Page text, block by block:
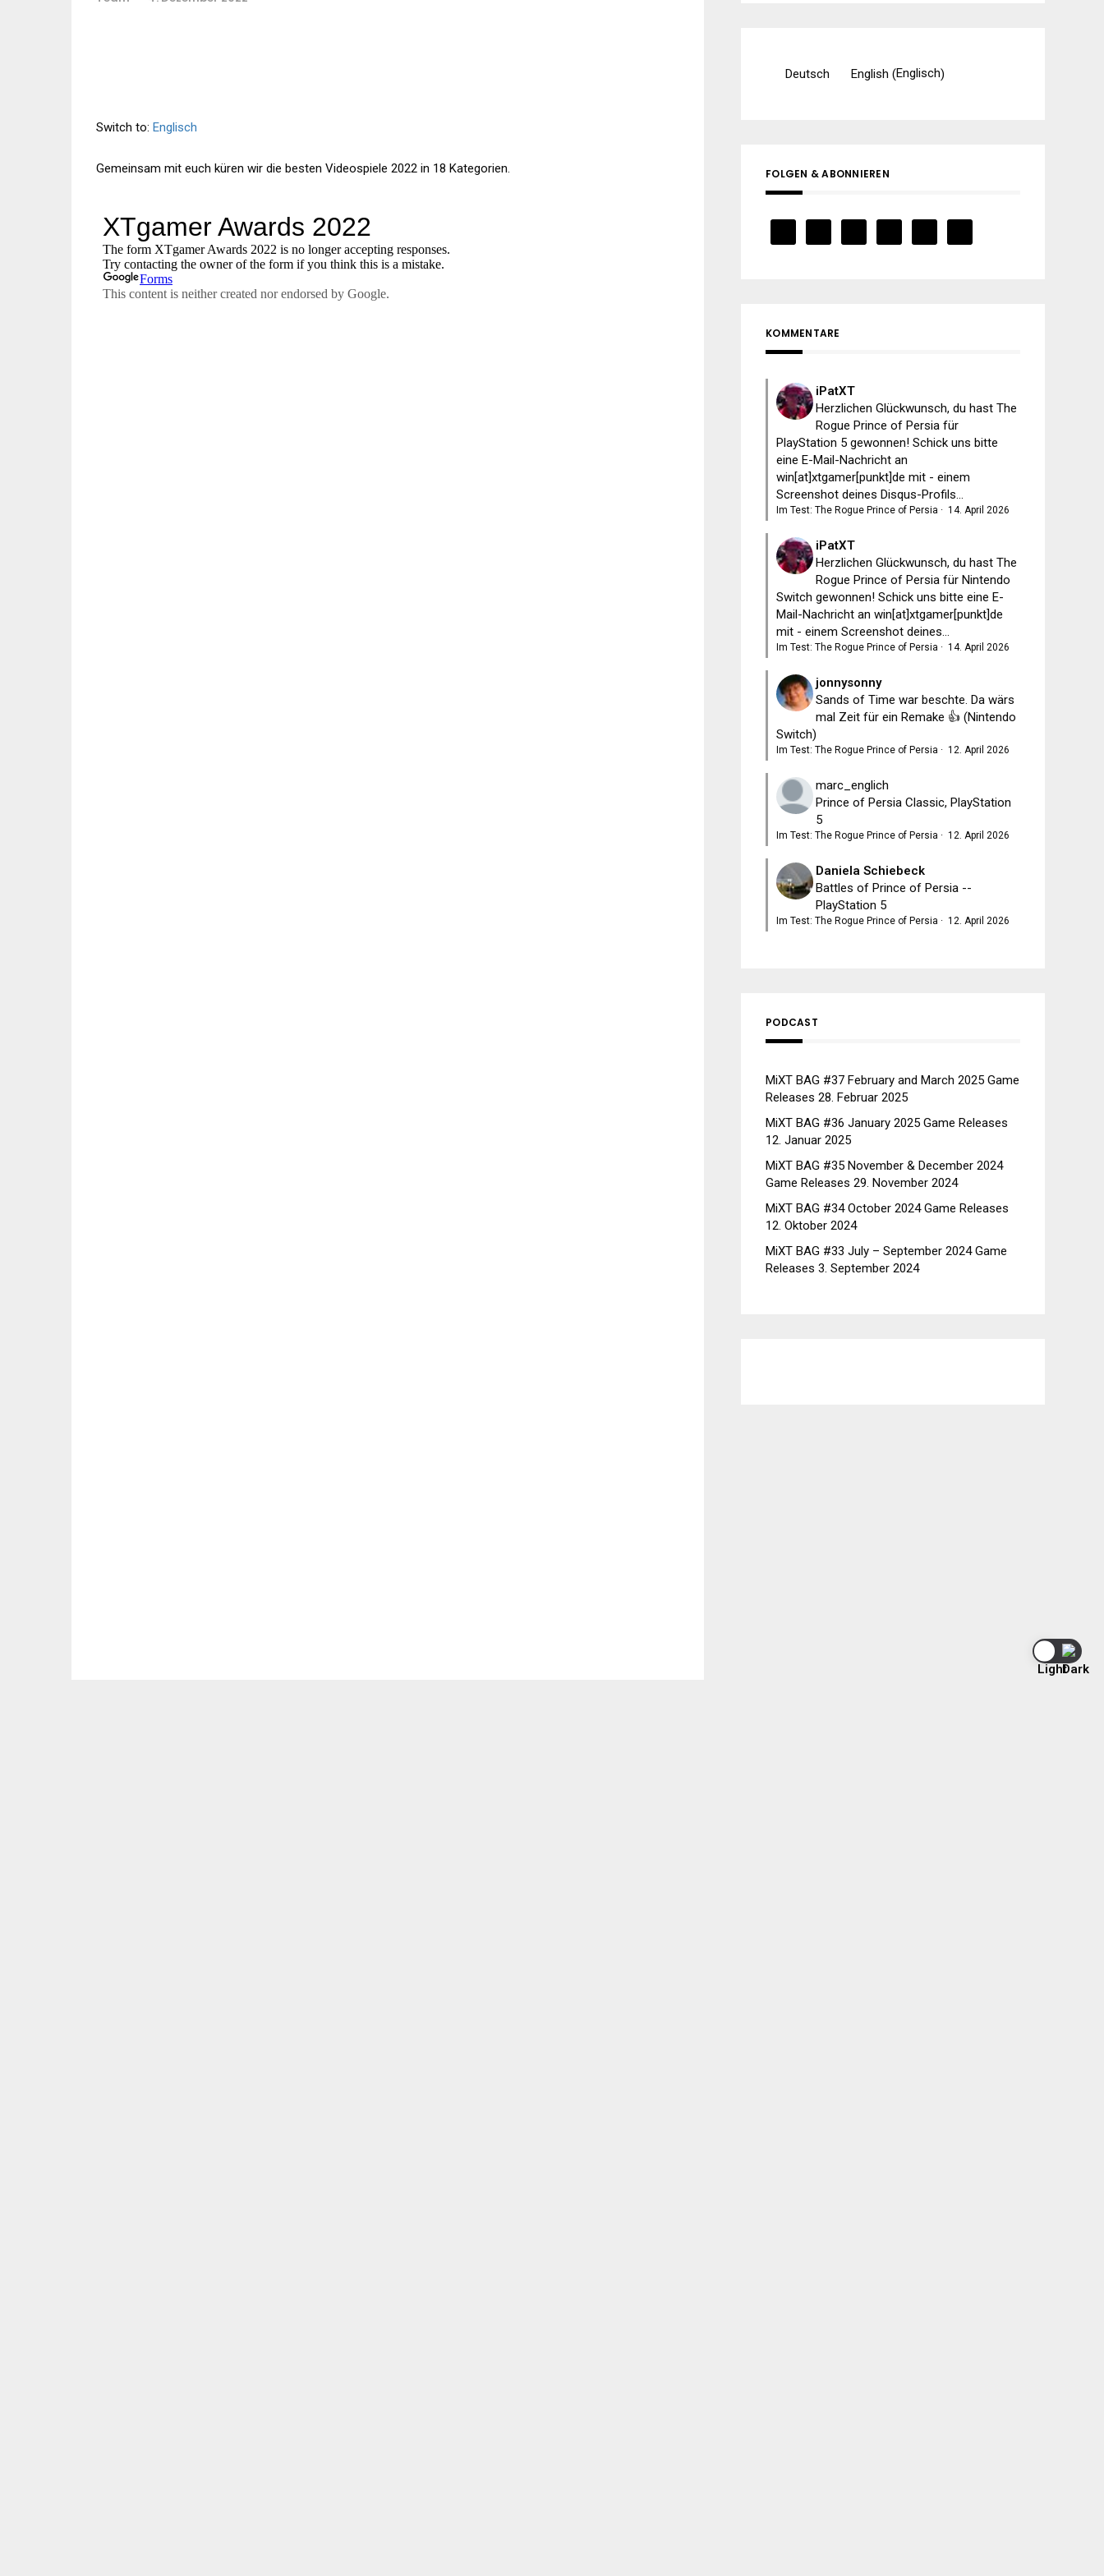
Switch to: Englisch
Gemeinsam mit euch küren wir die besten Videospiele 2022 in 18 Kategorien.
Deutsch English (Englisch)
FOLGEN & ABONNIEREN
KOMMENTARE
iPatXT
Herzlichen Glückwunsch, du hast The
Rogue Prince of Persia für
PlayStation 5 gewonnen! Schick uns bitte
eine E-Mail-Nachricht an
win[at]xtgamer[punkt]de mit - einem
Screenshot deines Disqus-Profils...
Im Test: The Rogue Prince of Persia · 14. April 2026
iPatXT
Herzlichen Glückwunsch, du hast The
Rogue Prince of Persia für Nintendo
Switch gewonnen! Schick uns bitte eine E-
Mail-Nachricht an win[at]xtgamer[punkt]de
mit - einem Screenshot deines...
Im Test: The Rogue Prince of Persia · 14. April 2026
jonnysonny
Sands of Time war beschte. Da wärs
mal Zeit für ein Remake 👍 (Nintendo
Switch)
Im Test: The Rogue Prince of Persia · 12. April 2026
marc_englich
Prince of Persia Classic, PlayStation
5
Im Test: The Rogue Prince of Persia · 12. April 2026
Daniela Schiebeck
Battles of Prince of Persia --
PlayStation 5
Im Test: The Rogue Prince of Persia · 12. April 2026
PODCAST
MiXT BAG #37 February and March 2025 Game
Releases 28. Februar 2025
MiXT BAG #36 January 2025 Game Releases
12. Januar 2025
MiXT BAG #35 November & December 2024
Game Releases 29. November 2024
MiXT BAG #34 October 2024 Game Releases
12. Oktober 2024
MiXT BAG #33 July – September 2024 Game
Releases 3. September 2024